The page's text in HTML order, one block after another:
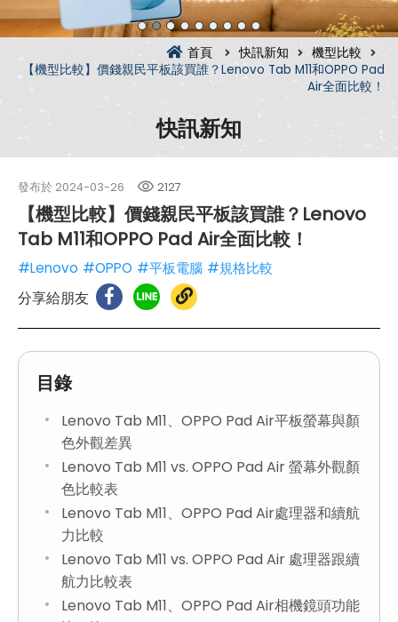
首頁 快訊新知
機型比較
【機型比較】價錢親民平板該買誰？Lenovo Tab M11和OPPO Pad
Air全面比較！
快訊新知
發布於 2024-03-26 2127
【機型比較】價錢親民平板該買誰？Lenovo
Tab M11和OPPO Pad Air全面比較！
#Lenovo #OPPO #平板電腦 #規格比較
分享給朋友
目錄
Lenovo Tab M11、OPPO Pad Air平板螢幕與顏
色外觀差異
Lenovo Tab M11 vs. OPPO Pad Air 螢幕外觀顏
色比較表
Lenovo Tab M11、OPPO Pad Air處理器和續航
力比較
Lenovo Tab M11 vs. OPPO Pad Air 處理器跟續
航力比較表
Lenovo Tab M11、OPPO Pad Air相機鏡頭功能